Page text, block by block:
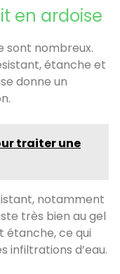
en ardoise
sont nombreux.
étanche et
donne un
traiter une
notamment
très bien au gel
étanche, ce qui
infiltrations d’eau.